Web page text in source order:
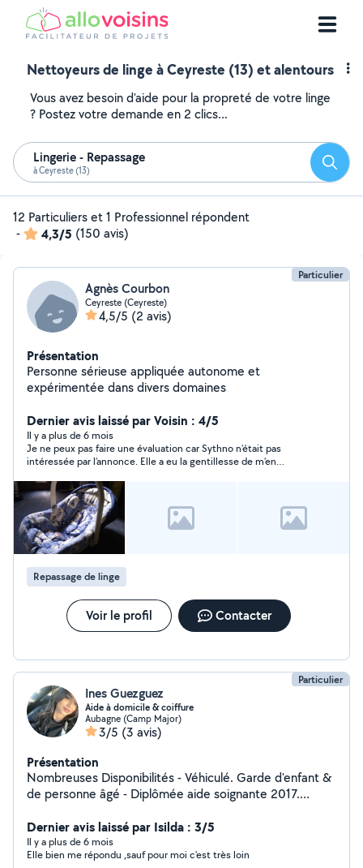
Nettoyeurs de linge à Ceyreste (13) et alentours
Vous avez besoin d'aide pour la propreté de votre linge
? Postez votre demande en 2 clics...
Lingerie - Repassage
à Ceyreste (13)
12 Particuliers et 1 Professionnel répondent
-
4,3/5 (150 avis)
Particulier
Agnès Courbon
Ceyreste (Ceyreste)
4,5/5 (2 avis)
Présentation
Personne sérieuse appliquée autonome et
expérimentée dans divers domaines
Dernier avis laissé par Voisin : 4/5
Il y a plus de 6 mois
Je ne peux pas faire une évaluation car Sythno n’était pas
intéressée par l’annonce. Elle a eu la gentillesse de m’en
Repassage de linge
Voir le profil Contacter
Particulier
Ines Guezguez
Aide à domicile & coiffure
Aubagne (Camp Major)
3/5 (3 avis)
Présentation
Nombreuses Disponibilités - Véhiculé. Garde d'enfant &
de personne âgé - Diplômée aide soignante 2017.
Formation avec attestation - Diplômée 2020 Coiffure
événementiel à domicile & Formation avec attestation -
Diplômée en 2019 Disponible également pour des
Dernier avis laissé par Isilda : 3/5
Il y a plus de 6 mois
Elle bien me répondu ,sauf pour moi c'est très loin